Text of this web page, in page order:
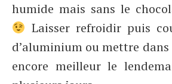
humide mais sans le
Laisser refroidir puis
d’aluminium ou mettre dans
encore meilleur le